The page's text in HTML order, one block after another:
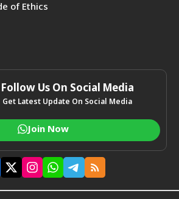
of Ethics
Follow Us On Social Media
Get Latest Update On Social Media
Join Now